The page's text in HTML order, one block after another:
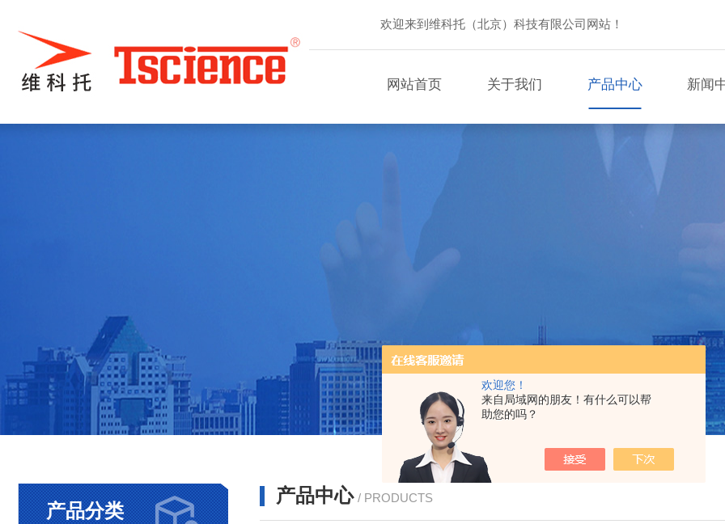
欢迎您！
来自局域网的朋友！有什么可以帮
助您的吗？
欢迎来到维科托（北京）科技有限公司网站！
网站首页 关于我们 产品中心 新闻
产品分类
产品中心 / PRODUCTS